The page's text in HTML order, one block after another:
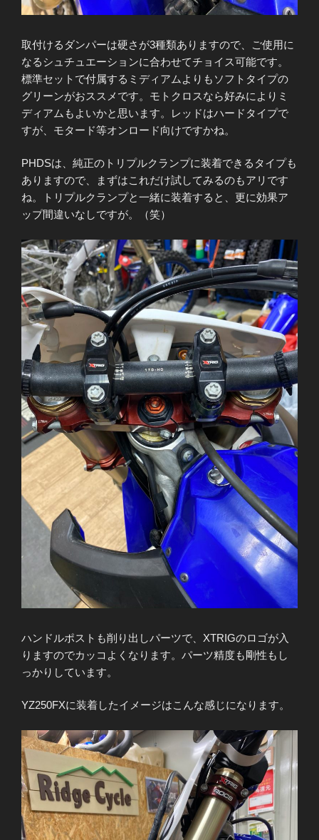
取付けるダンパーは硬さが3種類ありますので、ご使用に
なるシュチュエーションに合わせてチョイス可能です。
標準セットで付属するミディアムよりもソフトタイプの
グリーンがおススメです。モトクロスなら好みによりミ
ディアムもよいかと思います。レッドはハードタイプで
すが、モタード等オンロード向けですかね。
PHDSは、純正のトリプルクランプに装着できるタイプも
ありますので、まずはこれだけ試してみるのもアリです
ね。トリプルクランプと一緒に装着すると、更に効果ア
ップ間違いなしですが。（笑）
ハンドルポストも削り出しパーツで、XTRIGのロゴが入
りますのでカッコよくなります。パーツ精度も剛性もし
っかりしています。
YZ250FXに装着したイメージはこんな感じになります。